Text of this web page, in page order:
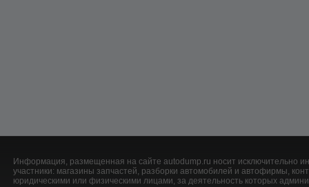
Информация, размещенная на сайте autodump.ru носит исключительно
участники: магазины запчастей, разборки автомобилей и автофирмы,
юридическими или физическими лицами, за деятельность которых